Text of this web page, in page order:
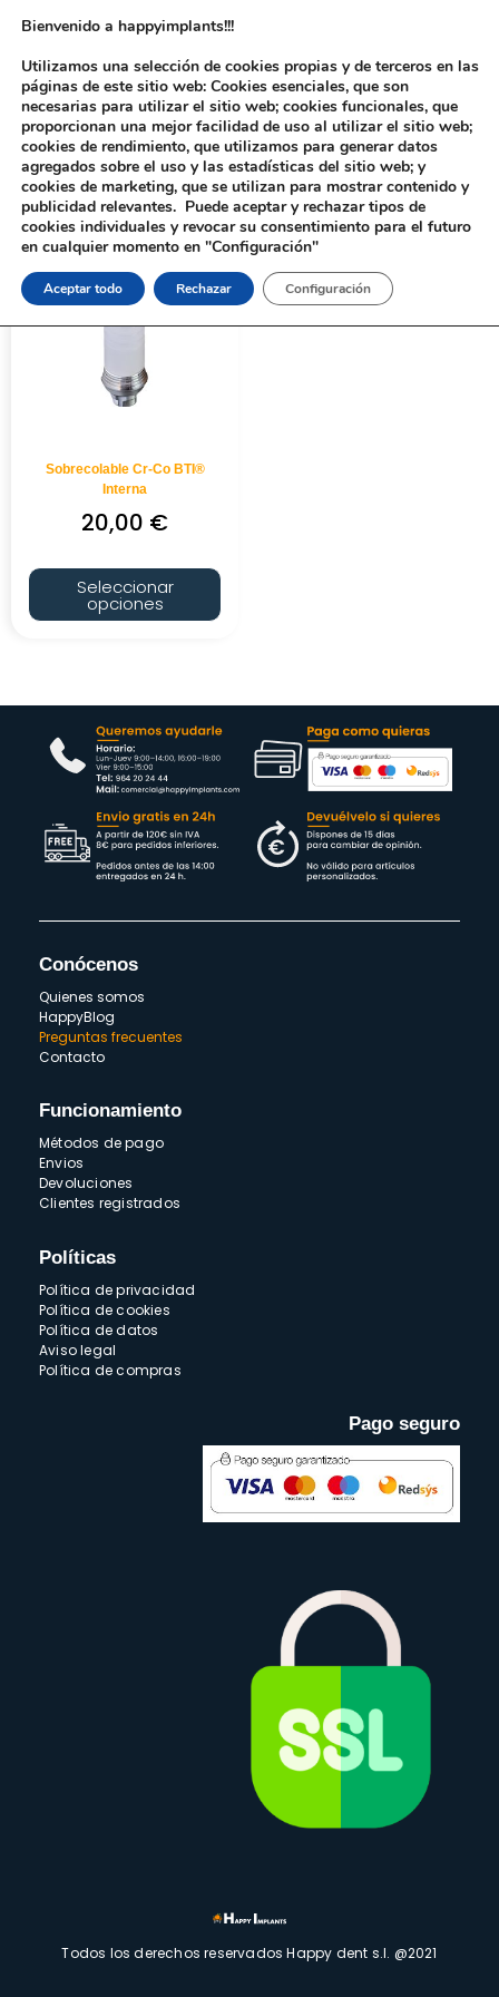
Inicio/ Productos etiquetados “503BASE”
Sobrecolable Cr-Co BTI®
Interna
20,00 €
Seleccionar
opciones
Conócenos
Quienes somos
HappyBlog
Preguntas frecuentes
Contacto
Funcionamiento
Métodos de pago
Envios
Devoluciones
Clientes registrados
Políticas
Política de privacidad
Política de cookies
Política de datos
Aviso legal
Política de compras
Pago seguro
Todos los derechos reservados Happy dent s.l. @2021
Bienvenido a happyimplants!!!
Utilizamos una selección de cookies propias y de terceros en las
páginas de este sitio web: Cookies esenciales, que son
necesarias para utilizar el sitio web; cookies funcionales, que
proporcionan una mejor facilidad de uso al utilizar el sitio web;
cookies de rendimiento, que utilizamos para generar datos
agregados sobre el uso y las estadísticas del sitio web; y
cookies de marketing, que se utilizan para mostrar contenido y
publicidad relevantes. Puede aceptar y rechazar tipos de
cookies individuales y revocar su consentimiento para el futuro
en cualquier momento en "Configuración"
Aceptar todo Rechazar Configuración